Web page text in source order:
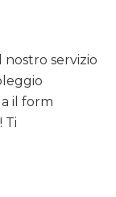
nostro servizio
il form
Ti